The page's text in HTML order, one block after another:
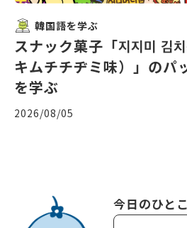
韓国語を学ぶ
スナック菓子「지지미
キムチチヂミ味）」のパ
を学ぶ
2026/08/05
今日のひと